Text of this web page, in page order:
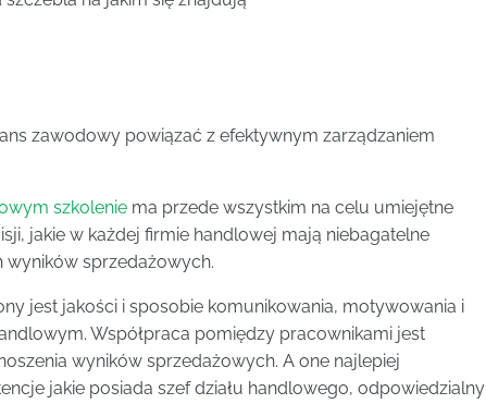
zawodowy powiązać z efektywnym zarządzaniem
szkolenie ma przede wszystkim na celu umiejętne
jakie w każdej firmie handlowej mają niebagatelne
wyników sprzedażowych.
jest jakości i sposobie komunikowania, motywowania i
Współpraca pomiędzy pracownikami jest
wyników sprzedażowych. A one najlepiej
jakie posiada szef działu handlowego, odpowiedzialny